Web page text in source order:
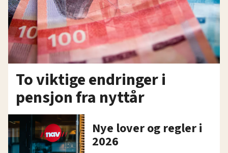
To viktige endringer i
pensjon fra nyttår
Nye lover og regler i
2026